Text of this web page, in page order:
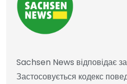
Sachsen News відповідає
Застосовується кодекс